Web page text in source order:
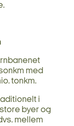
med
tonkm.
i
byer og
mellem